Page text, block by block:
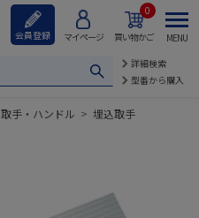
会員登録 マイページ 買い物かご
0
詳細検索
型番から購入
MENU
取手・ハンドル > 埋込取手